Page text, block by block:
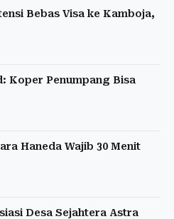
Bebas Visa ke Kamboja,
Koper Penumpang Bisa
Haneda Wajib 30 Menit
Desa Sejahtera Astra